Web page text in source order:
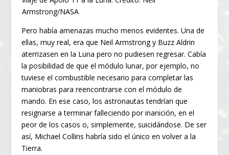
Armstrong/NASA
Pero había amenazas mucho menos evidentes. Una de
ellas, muy real, era que Neil Armstrong y Buzz Aldrin
aterrizasen en la Luna pero no pudiesen regresar. Cabía
la posibilidad de que el módulo lunar, por ejemplo, no
tuviese el combustible necesario para completar las
maniobras para reencontrarse con el módulo de
mando. En ese caso, los astronautas tendrían que
resignarse a terminar falleciendo por inanición, en el
peor de los casos o, simplemente, suicidándose. De ser
así, Michael Collins habría sido el único en volver a la
Tierra.